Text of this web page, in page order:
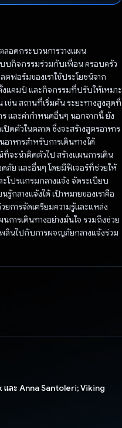
อดกระบวนการวางแผน
บกิจกรรมร่วมกับเพื่อน ครอบครัว
ฟอร์มของเราใช้ประโยชน์จาก
แคมป์ และกิจกรรมที่ปรับให้เหมาะ
ช่น สถานที่เริ่มต้น ระยะทางสูงสุดที่
และค่ากําหนดอื่นๆ นอกจากนี้ ยัง
ปิดตัวในตลาด ซึ่งจะสร้างสูตรอาหาร
าหารสำหรับการเดินทางได้
จะนำติดตัวไป สร้างแผนการเดิน
ดภัย และอื่นๆ โดยมีฟีเจอร์ที่ช่วยให้
ะโปรแกรมกลางแจ้ง จัดระเบียบ
รู้กลางแจ้งได้ เป้าหมายของเราคือ
การจัดเตรียมความรู้และแหล่ง
การเดินทางอย่างมั่นใจ รวมถึงช่วย
ลินไปกับการผจญภัยกลางแจ้งร่วม
ละ Anna Santoleri; Viking